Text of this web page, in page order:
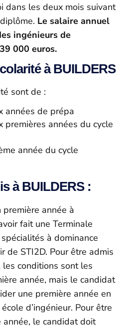
dans les deux mois suivant
Le salaire annuel
ingénieurs de
000 euros.
à BUILDERS
sont de :
années de prépa
premières années du cycle
année du cycle
à BUILDERS :
année à
fait une Terminale
à dominance
de STI2D. Pour être admis
les conditions sont les
année, mais le candidat
une première année en
d’ingénieur. Pour être
année, le candidat doit